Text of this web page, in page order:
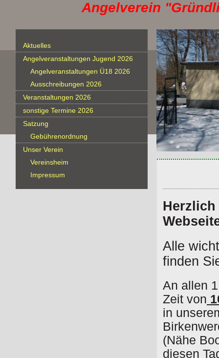
Angelverein
Aktuelles
Angelveranstaltungen Jugend 2026
Angelveranstaltungen Ü18 2026
Ausschreibungen 2026
Veranstaltungen 2026
sonstige Termine 2026
Satzung
Gebührenordnung
Unser Verein
Vereinsheim
Impressum
Alle
finden
An allen
Zeit von
in
(Nähe
diesen